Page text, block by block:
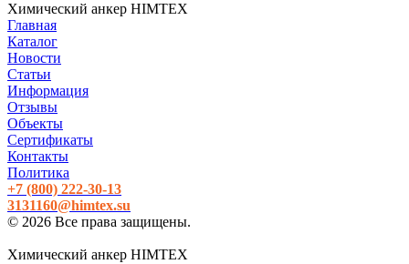
Химический анкер HIMTEX
Главная
Каталог
Новости
Статьи
Информация
Отзывы
Объекты
Сертификаты
Контакты
Политика
+7 (800) 222-30-13
3131160@himtex.su
© 2026 Все права защищены.
Химический анкер HIMTEX